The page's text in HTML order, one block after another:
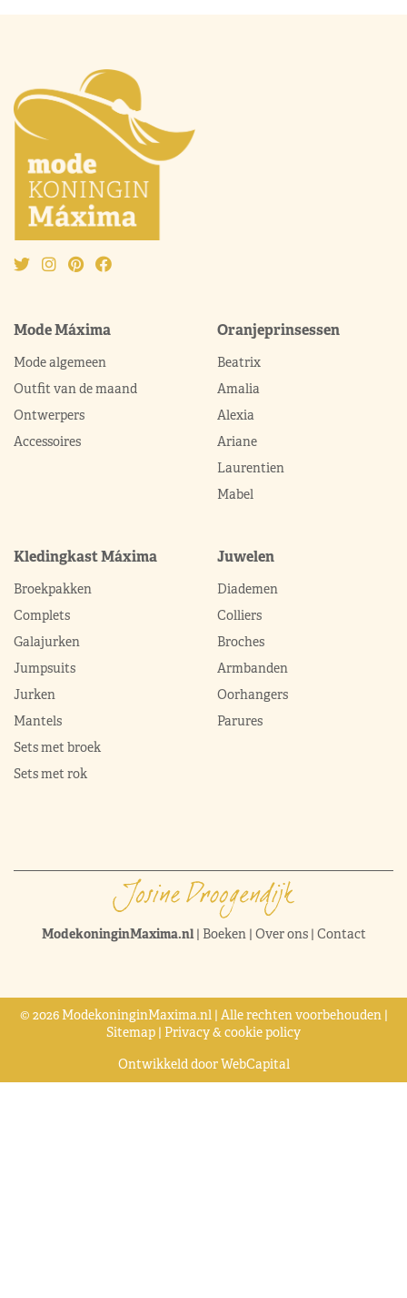
Mode Máxima
Mode algemeen
Outfit van de maand
Ontwerpers
Accessoires
Oranjeprinsessen
Beatrix
Amalia
Alexia
Ariane
Laurentien
Mabel
Kledingkast Máxima
Broekpakken
Complets
Galajurken
Jumpsuits
Jurken
Mantels
Sets met broek
Sets met rok
Juwelen
Diademen
Colliers
Broches
Armbanden
Oorhangers
Parures
ModekoninginMaxima.nl| Boeken| Over ons| Contact
© 2026 ModekoninginMaxima.nl | Alle rechten voorbehouden |
Sitemap | Privacy & cookie policy
Ontwikkeld doorWebCapital